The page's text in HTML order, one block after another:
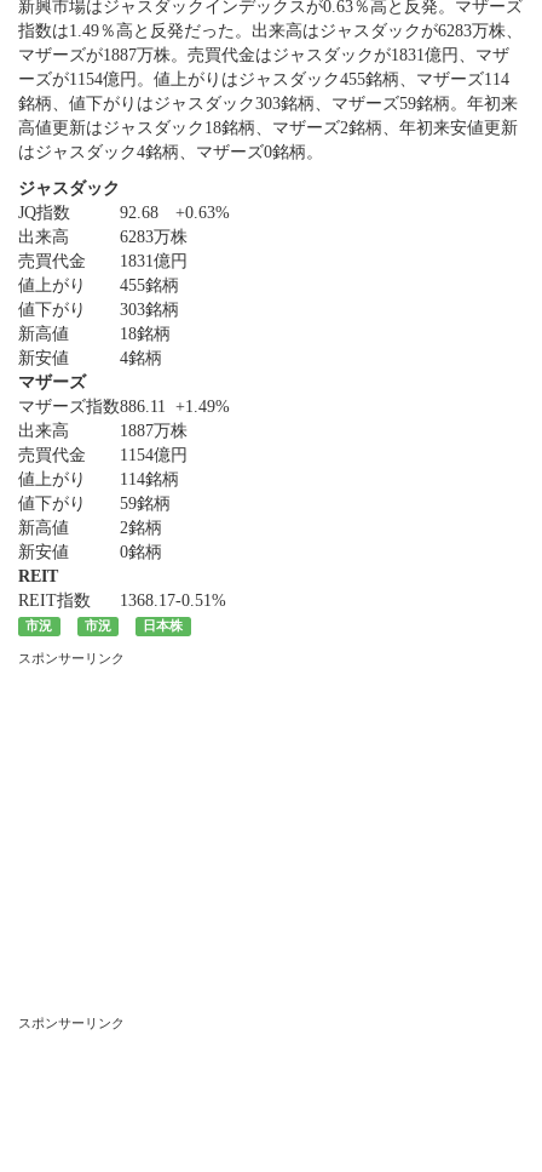
新興市場はジャスダックインデックスが0.63％高と反発。マザーズ
指数は1.49％高と反発だった。出来高はジャスダックが6283万株、
マザーズが1887万株。売買代金はジャスダックが1831億円、マザ
ーズが1154億円。値上がりはジャスダック455銘柄、マザーズ114
銘柄、値下がりはジャスダック303銘柄、マザーズ59銘柄。年初来
高値更新はジャスダック18銘柄、マザーズ2銘柄、年初来安値更新
はジャスダック4銘柄、マザーズ0銘柄。
ジャスダック
JQ指数
92.68
+0.63%
出来高
6283万株
売買代金
1831億円
値上がり
455銘柄
値下がり
303銘柄
新高値
18銘柄
新安値
4銘柄
マザーズ
マザーズ指数886.11 +1.49%
出来高
1887万株
売買代金
1154億円
値上がり
114銘柄
値下がり
59銘柄
新高値
2銘柄
新安値
0銘柄
REIT
REIT指数
1368.17-0.51%
市況 市況 日本株
スポンサーリンク
スポンサーリンク